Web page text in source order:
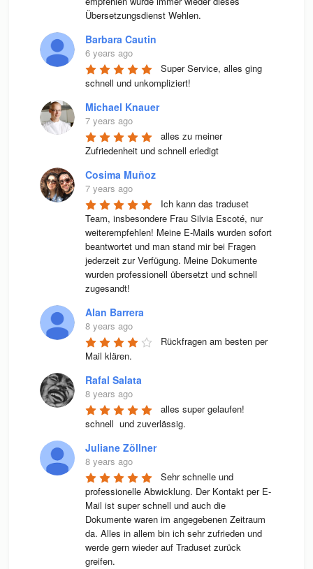
Übersetzungsdienst Wehlen.
Barbara Cautin
6 years ago
Super Service, alles ging
schnell und unkompliziert!
Michael Knauer
7 years ago
alles zu meiner
Zufriedenheit und schnell erledigt
Cosima Muñoz
7 years ago
Ich kann das traduset
Team, insbesondere Frau Silvia Escoté, nur
weiterempfehlen! Meine E-Mails wurden sofort
beantwortet und man stand mir bei Fragen
jederzeit zur Verfügung. Meine Dokumente
wurden professionell übersetzt und schnell
zugesandt!
Alan Barrera
8 years ago
Rückfragen am besten per
Mail klären.
Rafal Salata
8 years ago
alles super gelaufen!
schnell  und zuverlässig.
Juliane Zöllner
8 years ago
Sehr schnelle und
professionelle Abwicklung. Der Kontakt per E-
Mail ist super schnell und auch die
Dokumente waren im angegebenen Zeitraum
da. Alles in allem bin ich sehr zufrieden und
werde gern wieder auf Traduset zurück
greifen.